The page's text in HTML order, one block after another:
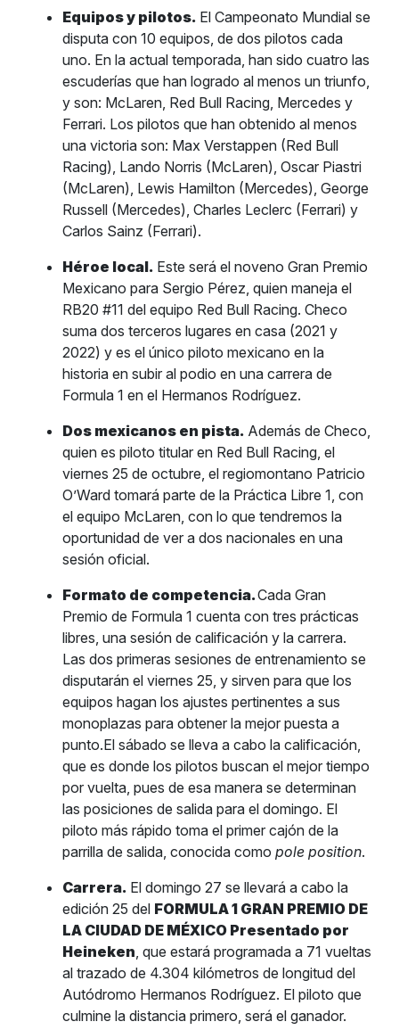
Equipos y pilotos. El Campeonato Mundial se
disputa con 10 equipos, de dos pilotos cada
uno. En la actual temporada, han sido cuatro las
escuderías que han logrado al menos un triunfo,
y son: McLaren, Red Bull Racing, Mercedes y
Ferrari. Los pilotos que han obtenido al menos
una victoria son: Max Verstappen (Red Bull
Racing), Lando Norris (McLaren), Oscar Piastri
(McLaren), Lewis Hamilton (Mercedes), George
Russell (Mercedes), Charles Leclerc (Ferrari) y
Carlos Sainz (Ferrari).
Héroe local. Este será el noveno Gran Premio
Mexicano para Sergio Pérez, quien maneja el
RB20 #11 del equipo Red Bull Racing. Checo
suma dos terceros lugares en casa (2021 y
2022) y es el único piloto mexicano en la
historia en subir al podio en una carrera de
Formula 1 en el Hermanos Rodríguez.
Dos mexicanos en pista. Además de Checo,
quien es piloto titular en Red Bull Racing, el
viernes 25 de octubre, el regiomontano Patricio
O’Ward tomará parte de la Práctica Libre 1, con
el equipo McLaren, con lo que tendremos la
oportunidad de ver a dos nacionales en una
sesión oficial.
Formato de competencia.Cada Gran
Premio de Formula 1 cuenta con tres prácticas
libres, una sesión de calificación y la carrera.
Las dos primeras sesiones de entrenamiento se
disputarán el viernes 25, y sirven para que los
equipos hagan los ajustes pertinentes a sus
monoplazas para obtener la mejor puesta a
punto.El sábado se lleva a cabo la calificación,
que es donde los pilotos buscan el mejor tiempo
por vuelta, pues de esa manera se determinan
las posiciones de salida para el domingo. El
piloto más rápido toma el primer cajón de la
parrilla de salida, conocida como pole position.
Carrera. El domingo 27 se llevará a cabo la
edición 25 del FORMULA 1 GRAN PREMIO DE
LA CIUDAD DE MÉXICO Presentado por
Heineken, que estará programada a 71 vueltas
al trazado de 4.304 kilómetros de longitud del
Autódromo Hermanos Rodríguez. El piloto que
culmine la distancia primero, será el ganador.